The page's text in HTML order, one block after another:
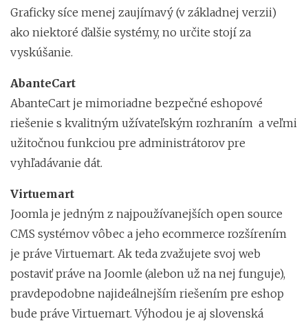
Graficky síce menej zaujímavý (v základnej verzii)
ako niektoré ďalšie systémy, no určite stojí za
vyskúšanie.
AbanteCart
AbanteCart je mimoriadne bezpečné eshopové
riešenie s kvalitným užívateľským rozhraním a veľmi
užitočnou funkciou pre administrátorov pre
vyhľadávanie dát.
Virtuemart
Joomla je jedným z najpoužívanejších open source
CMS systémov vôbec a jeho ecommerce rozšírením
je práve Virtuemart. Ak teda zvažujete svoj web
postaviť práve na Joomle (alebon už na nej funguje),
pravdepodobne najideálnejším riešením pre eshop
bude práve Virtuemart. Výhodou je aj slovenská